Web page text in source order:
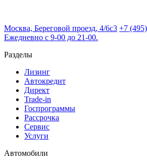
Москва, Береговой проезд, 4/6с3 +7
Ежедневно с 9-00 до 21-00.
Разделы
Лизинг
Автокредит
Директ
Trade-in
Госпрограммы
Рассрочка
Сервис
Услуги
Автомобили